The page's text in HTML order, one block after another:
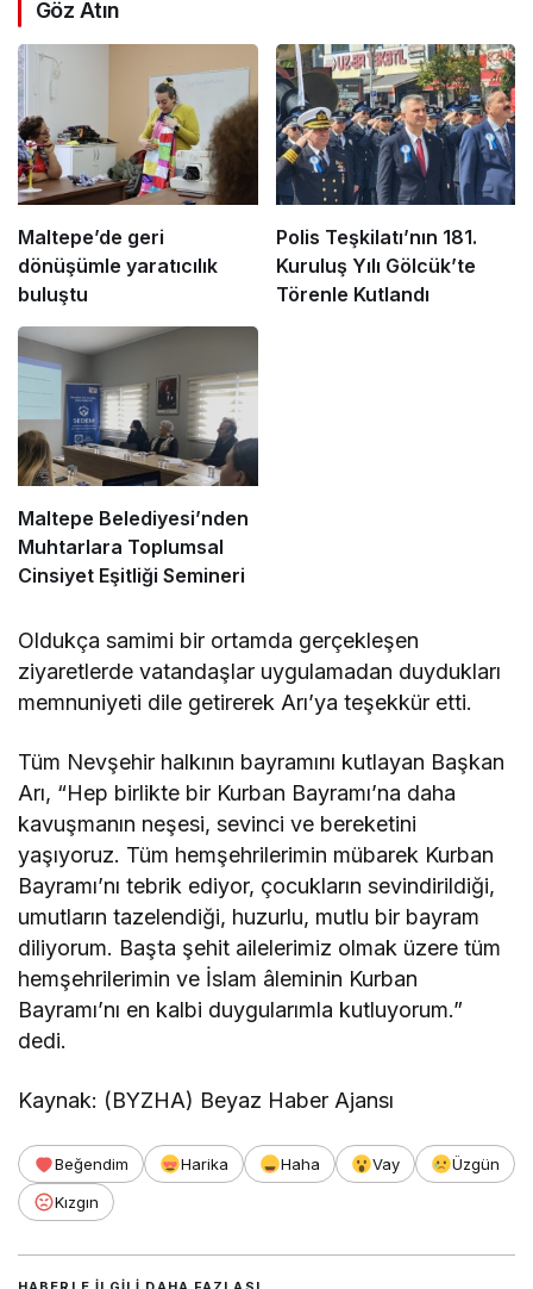
Göz Atın
Maltepe’de geri
dönüşümle yaratıcılık
buluştu
Polis Teşkilatı’nın 181.
Kuruluş Yılı Gölcük’te
Törenle Kutlandı
Maltepe Belediyesi’nden
Muhtarlara Toplumsal
Cinsiyet Eşitliği Semineri
Oldukça samimi bir ortamda gerçekleşen
ziyaretlerde vatandaşlar uygulamadan duydukları
memnuniyeti dile getirerek Arı’ya teşekkür etti.
Tüm Nevşehir halkının bayramını kutlayan Başkan
Arı, “Hep birlikte bir Kurban Bayramı’na daha
kavuşmanın neşesi, sevinci ve bereketini
yaşıyoruz. Tüm hemşehrilerimin mübarek Kurban
Bayramı’nı tebrik ediyor, çocukların sevindirildiği,
umutların tazelendiği, huzurlu, mutlu bir bayram
diliyorum. Başta şehit ailelerimiz olmak üzere tüm
hemşehrilerimin ve İslam âleminin Kurban
Bayramı’nı en kalbi duygularımla kutluyorum.”
dedi.
Kaynak: (BYZHA) Beyaz Haber Ajansı
Beğendim Harika Haha Vay
Üzgün
Kızgın